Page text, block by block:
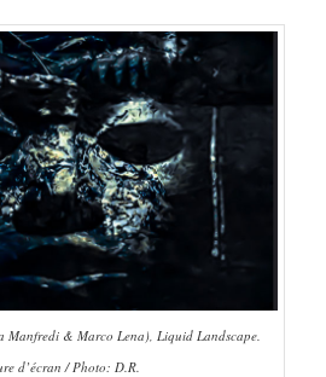
Manfredi & Marco Lena), Liquid Landscape.
d’écran / Photo: D.R.